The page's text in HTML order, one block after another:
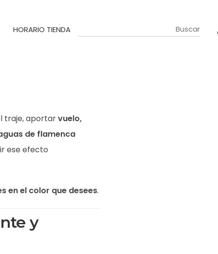
HORARIO TIENDA
traje, aportarvuelo,
de flamenca
ese efecto
en el color que desees.
y